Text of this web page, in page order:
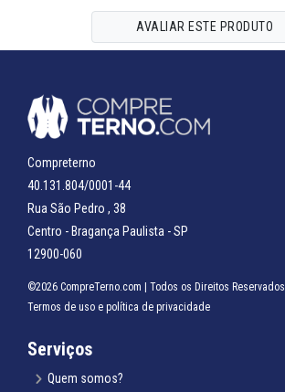
AVALIAR ESTE PRODUTO
Compreterno
40.131.804/0001-44
Rua São Pedro , 38
Centro - Bragança Paulista - SP
12900-060
©2026 CompreTerno.com | Todos os Direitos Reservados
Termos de uso e política de privacidade
Serviços
Quem somos?